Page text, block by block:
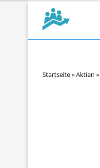
Startseite»Aktien »